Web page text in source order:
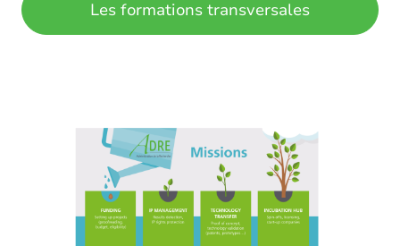
Les formations transversales